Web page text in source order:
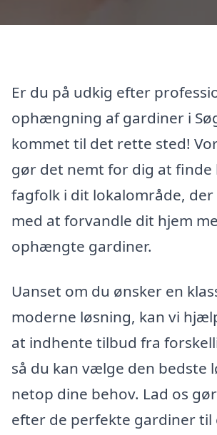
Er du på udkig efter
ophængning af gardiner i
kommet til det rette sted!
gør det nemt for dig at finde
fagfolk i dit lokalområde,
med at forvandle dit hjem
ophængte gardiner.
Uanset om du ønsker en
moderne løsning, kan vi
at indhente tilbud fra
så du kan vælge den bedste
netop dine behov. Lad os
efter de perfekte gardiner til